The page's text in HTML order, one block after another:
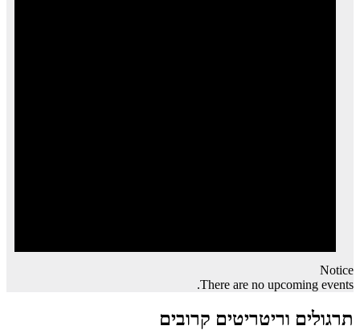
Notice
There are no upcoming events.
תרגולים וריטריטים קרובים